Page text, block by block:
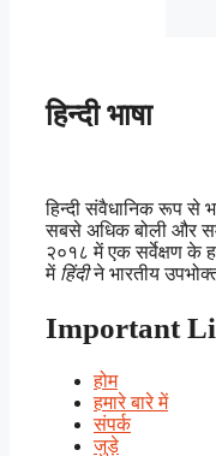
हिन्दी भाषा
हिन्दी संवैधानिक रूप से
सबसे अधिक बोली और
२०१८ में एक सर्वेक्षण के
में हिंदीने भारतीय
Important
होम
हमारे बारे में
संपर्क
जुड़े